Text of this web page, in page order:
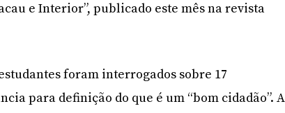
e Interior”, publicado este mês na revista
foram interrogados sobre 17
para definição do que é um “bom cidadão”. A